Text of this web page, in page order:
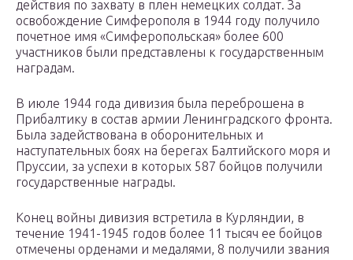
действия по захвату в плен немецких солдат. За
освобождение Симферополя в 1944 году получило
почетное имя «Симферопольская» более 600
участников были представлены к государственным
наградам.
В июле 1944 года дивизия была переброшена в
Прибалтику в состав армии Ленинградского фронта.
Была задействована в оборонительных и
наступательных боях на берегах Балтийского моря и
Пруссии, за успехи в которых 587 бойцов получили
государственные награды.
Конец войны дивизия встретила в Курляндии, в
течение 1941-1945 годов более 11 тысяч ее бойцов
отмечены орденами и медалями, 8 получили звания